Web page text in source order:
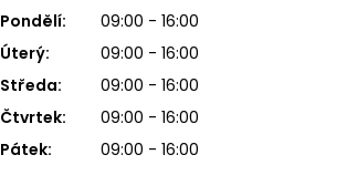
Pondělí:
09:00 - 16:00
Úterý:
09:00 - 16:00
Středa:
09:00 - 16:00
Čtvrtek:
09:00 - 16:00
Pátek:
09:00 - 16:00